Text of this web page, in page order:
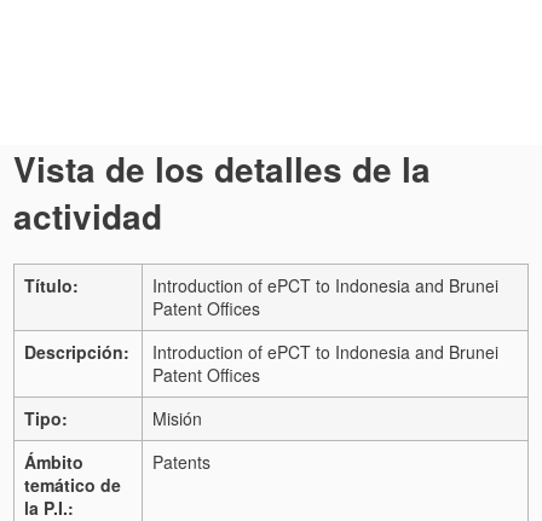
Vista de los detalles de la
actividad
Título:
Introduction of ePCT to Indonesia and Brunei
Patent Offices
Descripción:
Introduction of ePCT to Indonesia and Brunei
Patent Offices
Tipo:
Misión
Ámbito
temático de
la P.I.:
Patents